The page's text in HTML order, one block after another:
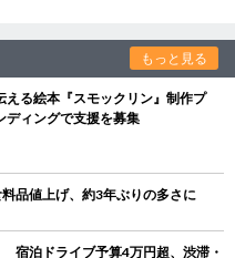
もっと見る
える絵本『スモックリン』制作プ
ィングで支援を募集
品値上げ、約3年ぶりの多さに
宿泊ドライブ予算4万円超、渋滞・